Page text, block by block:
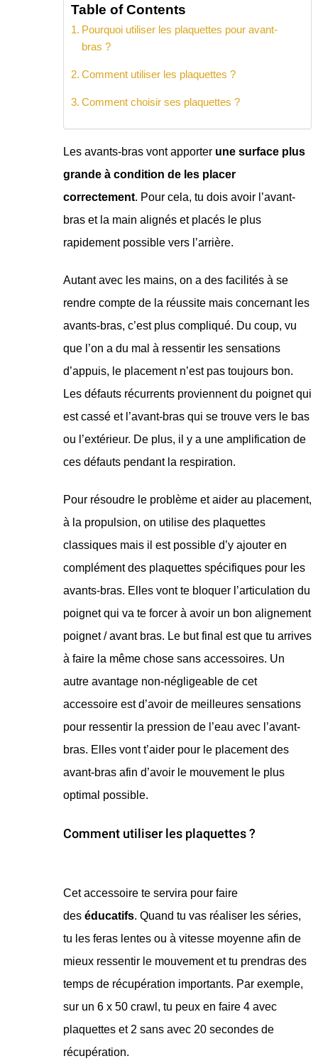
Table of Contents
Pourquoi utiliser les plaquettes pour avant-
bras ?
Comment utiliser les plaquettes ?
Comment choisir ses plaquettes ?
Les avants-bras vont apporter une surface plus
grande à condition de les placer
correctement. Pour cela, tu dois avoir l’avant-
bras et la main alignés et placés le plus
rapidement possible vers l’arrière.
Autant avec les mains, on a des facilités à se
rendre compte de la réussite mais concernant les
avants-bras, c’est plus compliqué. Du coup, vu
que l’on a du mal à ressentir les sensations
d’appuis, le placement n’est pas toujours bon.
Les défauts récurrents proviennent du poignet qui
est cassé et l’avant-bras qui se trouve vers le bas
ou l’extérieur. De plus, il y a une amplification de
ces défauts pendant la respiration.
Pour résoudre le problème et aider au placement,
à la propulsion, on utilise des plaquettes
classiques mais il est possible d’y ajouter en
complément des plaquettes spécifiques pour les
avants-bras. Elles vont te bloquer l’articulation du
poignet qui va te forcer à avoir un bon alignement
poignet / avant bras. Le but final est que tu arrives
à faire la même chose sans accessoires. Un
autre avantage non-négligeable de cet
accessoire est d’avoir de meilleures sensations
pour ressentir la pression de l’eau avec l’avant-
bras. Elles vont t’aider pour le placement des
avant-bras afin d’avoir le mouvement le plus
optimal possible.
Comment utiliser les plaquettes ?
​Cet accessoire te servira pour faire
des éducatifs. Quand tu vas réaliser les séries,
tu les feras lentes ou à vitesse moyenne afin de
mieux ressentir le mouvement et tu prendras des
temps de récupération importants. Par exemple,
sur un 6 x 50 crawl, tu peux en faire 4 avec
plaquettes et 2 sans avec 20 secondes de
récupération.